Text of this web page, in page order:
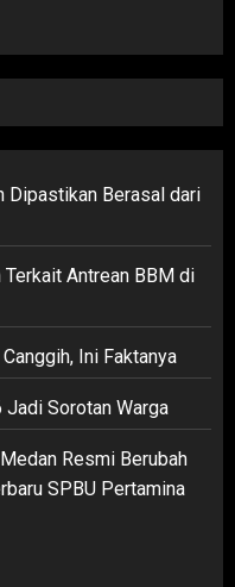
Dipastikan Berasal dari
Antrean BBM di
Ini Faktanya
Jadi Sorotan Warga
Resmi Berubah
SPBU Pertamina